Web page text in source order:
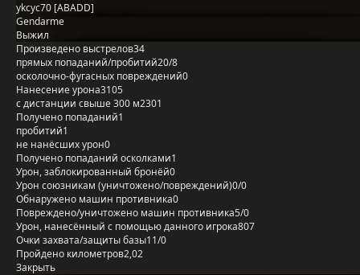
ykcyc70 [ABADD]
Gendarme
Выжил
Произведено выстрелов34
прямых попаданий/пробитий20/8
осколочно-фугасных повреждений0
Нанесение урона3105
с дистанции свыше 300 м2301
Получено попаданий1
пробитий1
не нанёсших урон0
Получено попаданий осколками1
Урон, заблокированный бронёй0
Урон союзникам (уничтожено/повреждений)0/0
Обнаружено машин противника0
Повреждено/уничтожено машин противника5/0
Урон, нанесённый с помощью данного игрока807
Очки захвата/защиты базы11/0
Пройдено километров2,02
Закрыть